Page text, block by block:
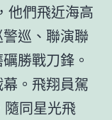
他們飛近海高
巡、聯演聯
勝戰刀鋒。
。飛翔員駕
隨同星光飛